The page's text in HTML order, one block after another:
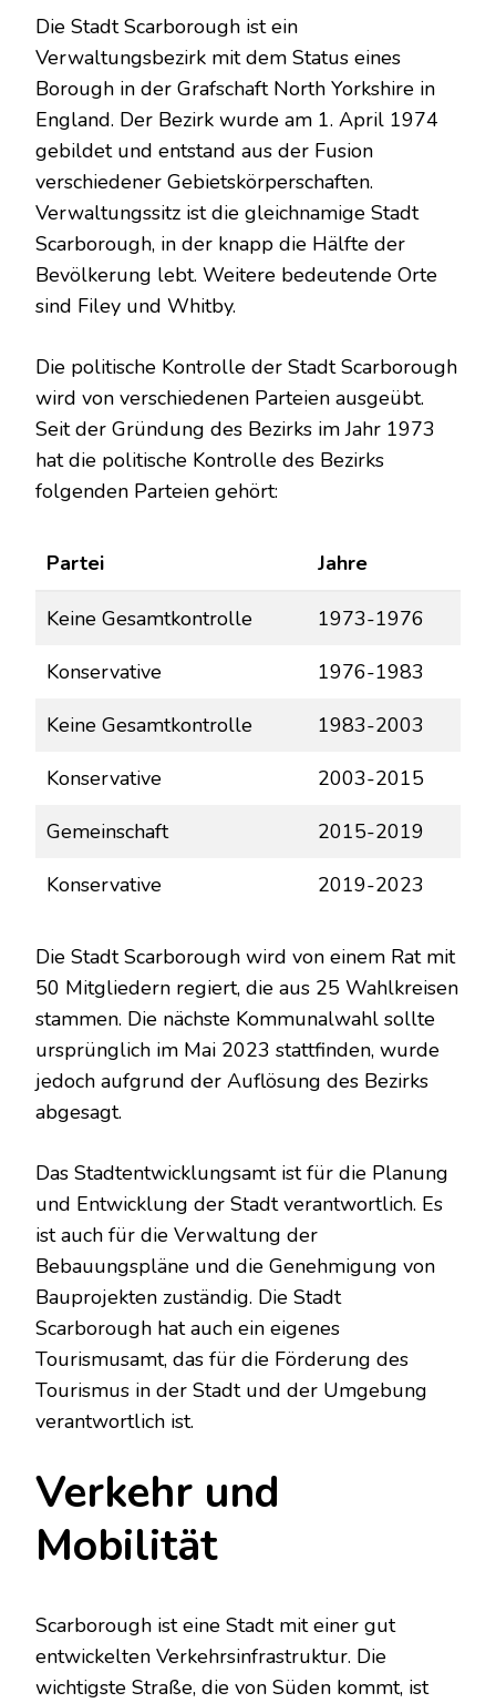
Die Stadt Scarborough ist ein
Verwaltungsbezirk mit dem Status eines
Borough in der Grafschaft North Yorkshire in
England. Der Bezirk wurde am 1. April 1974
gebildet und entstand aus der Fusion
verschiedener Gebietskörperschaften.
Verwaltungssitz ist die gleichnamige Stadt
Scarborough, in der knapp die Hälfte der
Bevölkerung lebt. Weitere bedeutende Orte
sind Filey und Whitby.
Die politische Kontrolle der Stadt Scarborough
wird von verschiedenen Parteien ausgeübt.
Seit der Gründung des Bezirks im Jahr 1973
hat die politische Kontrolle des Bezirks
folgenden Parteien gehört:
Partei Jahre
Keine Gesamtkontrolle
1973-1976
Konservative
1976-1983
Keine Gesamtkontrolle
1983-2003
Konservative
2003-2015
Gemeinschaft
2015-2019
Konservative
2019-2023
Die Stadt Scarborough wird von einem Rat mit
50 Mitgliedern regiert, die aus 25 Wahlkreisen
stammen. Die nächste Kommunalwahl sollte
ursprünglich im Mai 2023 stattfinden, wurde
jedoch aufgrund der Auflösung des Bezirks
abgesagt.
Das Stadtentwicklungsamt ist für die Planung
und Entwicklung der Stadt verantwortlich. Es
ist auch für die Verwaltung der
Bebauungspläne und die Genehmigung von
Bauprojekten zuständig. Die Stadt
Scarborough hat auch ein eigenes
Tourismusamt, das für die Förderung des
Tourismus in der Stadt und der Umgebung
verantwortlich ist.
Verkehr und
Mobilität
Scarborough ist eine Stadt mit einer gut
entwickelten Verkehrsinfrastruktur. Die
wichtigste Straße, die von Süden kommt, ist